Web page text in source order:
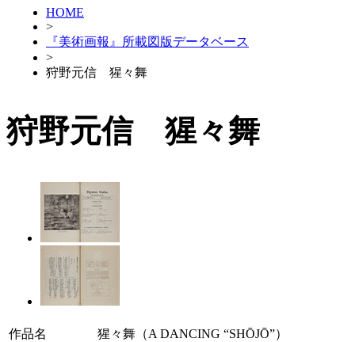
HOME
>
『美術画報』所載図版データベース
>
狩野元信 猩々舞
狩野元信 猩々舞
作品名
猩々舞（A DANCING “SHŌJŌ”）